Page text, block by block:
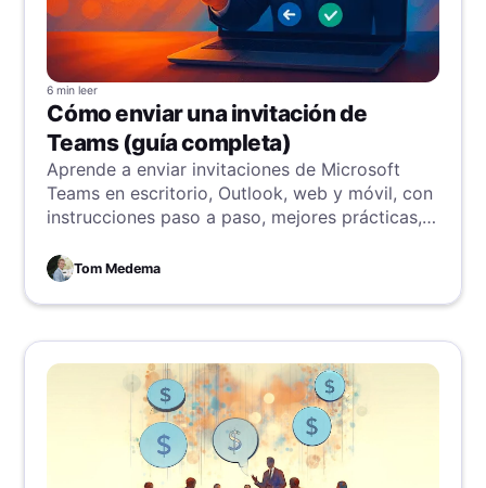
6 min leer
Cómo enviar una invitación de
Teams (guía completa)
Aprende a enviar invitaciones de Microsoft
Teams en escritorio, Outlook, web y móvil, con
instrucciones paso a paso, mejores prácticas,
de problemas.
Tom Medema